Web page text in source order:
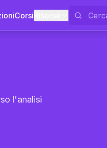
Corsi
l'analisi